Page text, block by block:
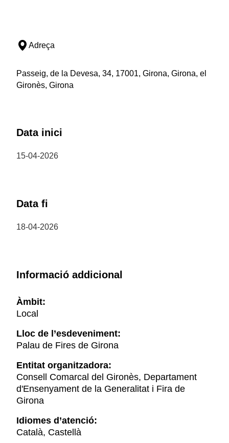
Adreça
Passeig, de la Devesa, 34, 17001, Girona, Girona, el
Gironès, Girona
Data inici
15-04-2026
Data fi
18-04-2026
Informació addicional
Àmbit:
Local
Lloc de l’esdeveniment:
Palau de Fires de Girona
Entitat organitzadora:
Consell Comarcal del Gironès, Departament
d'Ensenyament de la Generalitat i Fira de
Girona
Idiomes d’atenció:
Català, Castellà